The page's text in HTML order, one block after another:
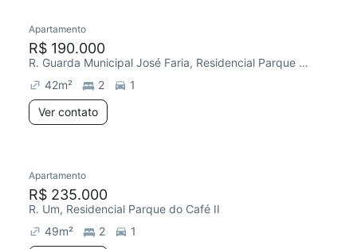
Redecorar
Apartamento
R$ 190.000
R. Guarda Municipal José Faria, Residencial Parque do Café II
42m² 2
1
Ver contato
Apartamento
R$ 235.000
R. Um, Residencial Parque do Café II
49m² 2
1